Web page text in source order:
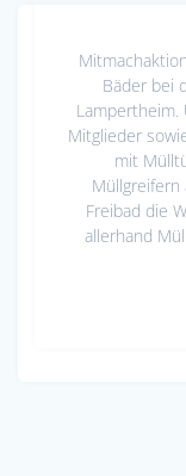
Bäder bei
Mitglieder
mit
Freibad die
allerhand